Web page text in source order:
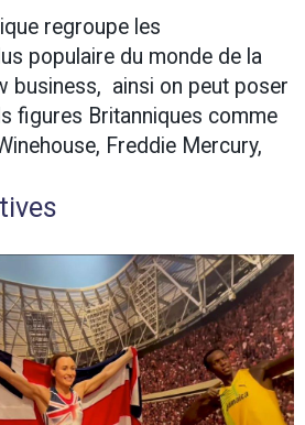
regroupe les
populaire du monde de la
business, ainsi on peut poser
figures Britanniques comme
Freddie Mercury,